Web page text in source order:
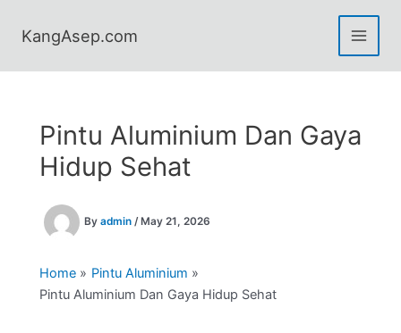
KangAsep.com
Pintu Aluminium Dan Gaya
Hidup Sehat
By admin / May 21, 2026
Home
Pintu Aluminium
Pintu Aluminium Dan Gaya Hidup Sehat